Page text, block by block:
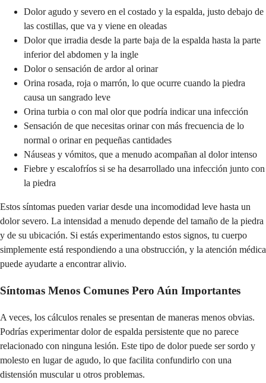
Dolor agudo y severo en el costado y la espalda, justo debajo de
las costillas, que va y viene en oleadas
Dolor que irradia desde la parte baja de la espalda hasta la parte
inferior del abdomen y la ingle
Dolor o sensación de ardor al orinar
Orina rosada, roja o marrón, lo que ocurre cuando la piedra
causa un sangrado leve
Orina turbia o con mal olor que podría indicar una infección
Sensación de que necesitas orinar con más frecuencia de lo
normal o orinar en pequeñas cantidades
Náuseas y vómitos, que a menudo acompañan al dolor intenso
Fiebre y escalofríos si se ha desarrollado una infección junto con
la piedra
Estos síntomas pueden variar desde una incomodidad leve hasta un
dolor severo. La intensidad a menudo depende del tamaño de la piedra
y de su ubicación. Si estás experimentando estos signos, tu cuerpo
simplemente está respondiendo a una obstrucción, y la atención médica
puede ayudarte a encontrar alivio.
Síntomas Menos Comunes Pero Aún Importantes
A veces, los cálculos renales se presentan de maneras menos obvias.
Podrías experimentar dolor de espalda persistente que no parece
relacionado con ninguna lesión. Este tipo de dolor puede ser sordo y
molesto en lugar de agudo, lo que facilita confundirlo con una
distensión muscular u otros problemas.